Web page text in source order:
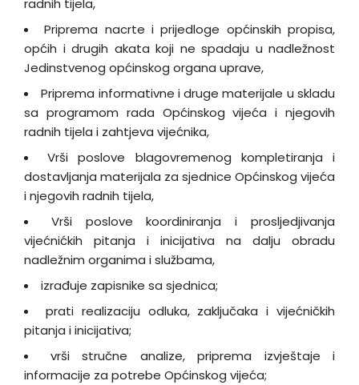
radnih tijela,
Priprema nacrte i prijedloge općinskih propisa,
općih i drugih akata koji ne spadaju u nadležnost
Jedinstvenog općinskog organa uprave,
Priprema informativne i druge materijale u skladu
sa programom rada Općinskog vijeća i njegovih
radnih tijela i zahtjeva vijećnika,
Vrši poslove blagovremenog kompletiranja i
dostavljanja materijala za sjednice Općinskog vijeća
i njegovih radnih tijela,
Vrši poslove koordiniranja i prosljedjivanja
vijećnićkih pitanja i inicijativa na dalju obradu
nadležnim organima i službama,
izrađuje zapisnike sa sjednica;
prati realizaciju odluka, zaključaka i vijećničkih
pitanja i inicijativa;
vrši stručne analize, priprema izvještaje i
informacije za potrebe Općinskog vijeća;